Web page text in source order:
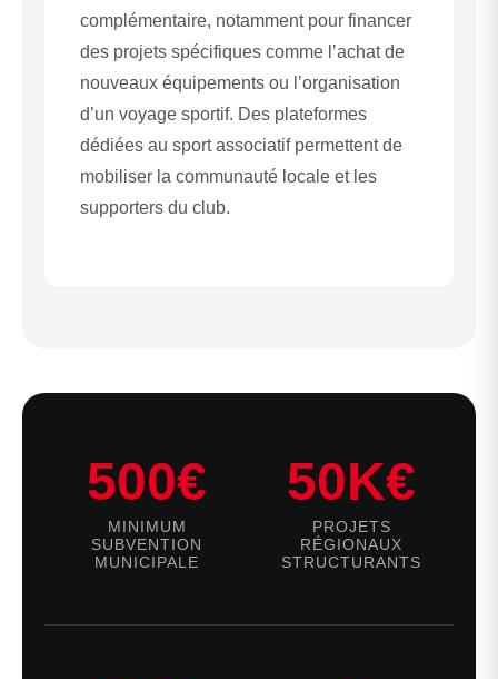
complémentaire, notamment pour financer
des projets spécifiques comme l’achat de
nouveaux équipements ou l’organisation
d’un voyage sportif. Des plateformes
dédiées au sport associatif permettent de
mobiliser la communauté locale et les
supporters du club.
500€
MINIMUM
SUBVENTION
MUNICIPALE
50K€
PROJETS
RÉGIONAUX
STRUCTURANTS